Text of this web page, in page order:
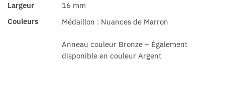
Largeur
16 mm
Couleurs
Médaillon : Nuances de Marron
Anneau couleur Bronze – Également
disponible en couleur Argent